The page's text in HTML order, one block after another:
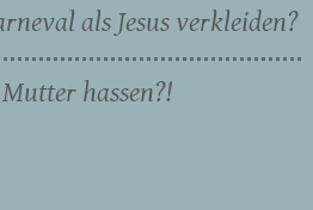
als Jesus verkleiden?
hassen?!